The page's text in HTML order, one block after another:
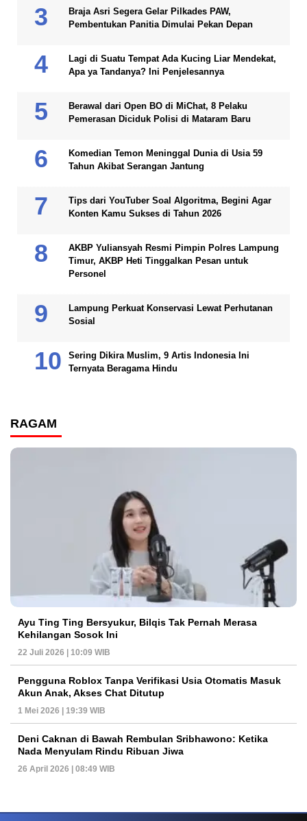
Braja Asri Segera Gelar Pilkades PAW,
Pembentukan Panitia Dimulai Pekan Depan
Lagi di Suatu Tempat Ada Kucing Liar Mendekat,
Apa ya Tandanya? Ini Penjelesannya
Berawal dari Open BO di MiChat, 8 Pelaku
Pemerasan Diciduk Polisi di Mataram Baru
Komedian Temon Meninggal Dunia di Usia 59
Tahun Akibat Serangan Jantung
Tips dari YouTuber Soal Algoritma, Begini Agar
Konten Kamu Sukses di Tahun 2026
AKBP Yuliansyah Resmi Pimpin Polres Lampung
Timur, AKBP Heti Tinggalkan Pesan untuk
Personel
Lampung Perkuat Konservasi Lewat Perhutanan
Sosial
Sering Dikira Muslim, 9 Artis Indonesia Ini
Ternyata Beragama Hindu
RAGAM
Ayu Ting Ting Bersyukur, Bilqis Tak Pernah Merasa
Kehilangan Sosok Ini
22 Juli 2026 | 10:09 WIB
Pengguna Roblox Tanpa Verifikasi Usia Otomatis Masuk
Akun Anak, Akses Chat Ditutup
1 Mei 2026 | 19:39 WIB
Deni Caknan di Bawah Rembulan Sribhawono: Ketika
Nada Menyulam Rindu Ribuan Jiwa
26 April 2026 | 08:49 WIB
PETIR800 LOGIN PETIR800 Bagaimana Kasino Online Menjadi Bagian